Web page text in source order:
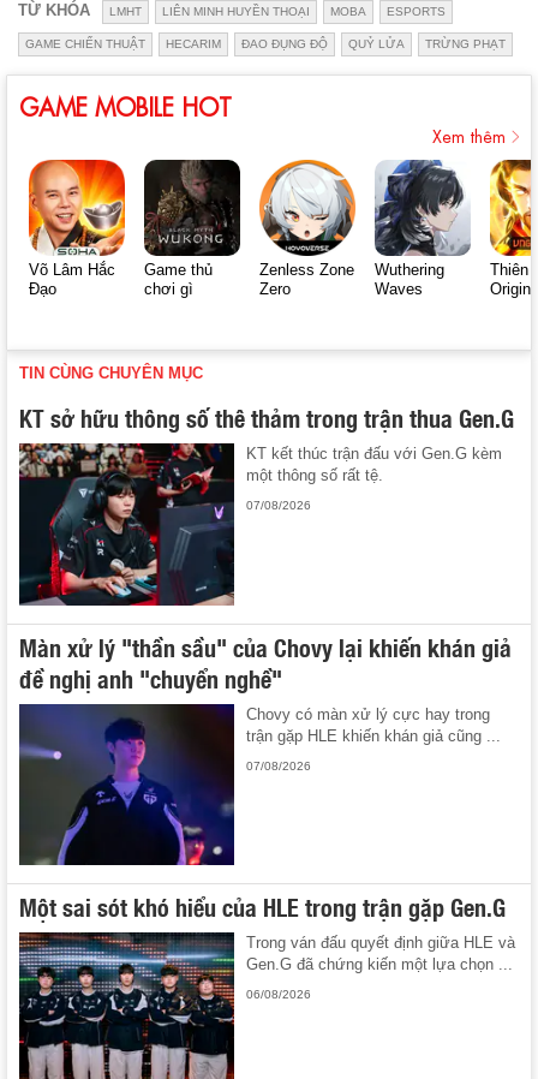
TỪ KHÓA LMHT LIÊN MINH HUYỀN THOẠI MOBA ESPORTS
GAME CHIẾN THUẬT HECARIM ĐAO ĐỤNG ĐỘ QUỶ LỬA TRỪNG PHẠT
GAME MOBILE HOT
Xem thêm
Võ Lâm Hắc
Đạo
Game thủ
chơi gì
Zenless Zone
Zero
Wuthering
Waves
Thiên
Origin
TIN CÙNG CHUYÊN MỤC
KT sở hữu thông số thê thảm trong trận thua Gen.G
KT kết thúc trận đấu với Gen.G kèm
một thông số rất tệ.
07/08/2026
Màn xử lý "thần sầu" của Chovy lại khiến khán giả
đề nghị anh "chuyển nghề"
Chovy có màn xử lý cực hay trong
trận gặp HLE khiến khán giả cũng ...
07/08/2026
Một sai sót khó hiểu của HLE trong trận gặp Gen.G
Trong ván đấu quyết định giữa HLE và
Gen.G đã chứng kiến một lựa chọn ...
06/08/2026